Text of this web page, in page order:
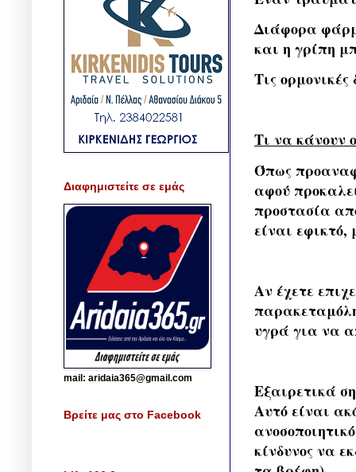
Διάφορα
και η γρίπη
Τις
Τι να κάνουν
Όπως
αφού
προστασία
είναι εφικτό,
Αν έχετε
υγρά για να
Εξαιρετικά
Αυτό είναι
κίνδυνος να
Διαφημιστείτε σε εμάς
mail: aridaia365@gmail.com
Βρείτε μας στο Facebook